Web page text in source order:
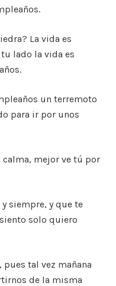
La vida es
lado la vida es
un terremoto
para ir por unos
calma, mejor ve tú por
siempre, y que te
solo quiero
tal vez mañana
de la misma